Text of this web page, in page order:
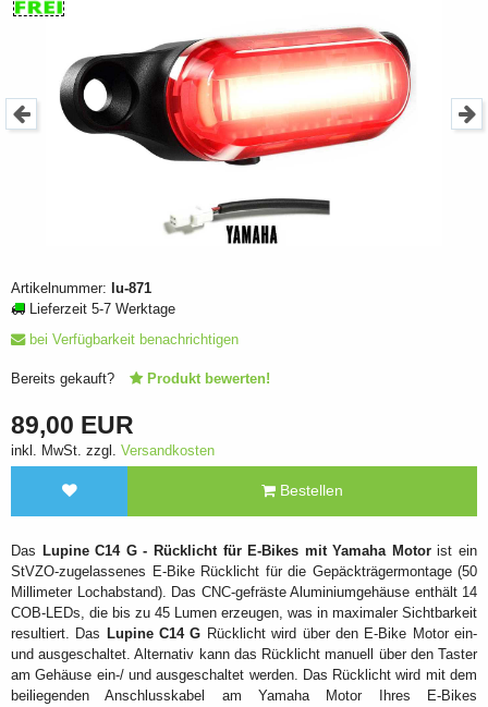
Artikelnummer: lu-871
Lieferzeit 5-7 Werktage
bei Verfügbarkeit benachrichtigen
Bereits gekauft? Produkt bewerten!
89,00 EUR
inkl. MwSt. zzgl. Versandkosten
Bestellen
Das Lupine C14 G - Rücklicht für E-Bikes mit Yamaha Motorist ein
StVZO-zugelassenes E-Bike Rücklicht für die Gepäckträgermontage (50
Millimeter Lochabstand). Das CNC-gefräste Aluminiumgehäuse enthält 14
COB-LEDs, die bis zu 45 Lumen erzeugen, was in maximaler Sichtbarkeit
resultiert. Das Lupine C14 G Rücklicht wird über den E-Bike Motor ein-
und ausgeschaltet. Alternativ kann das Rücklicht manuell über den Taster
am Gehäuse ein-/ und ausgeschaltet werden. Das Rücklicht wird mit dem
beiliegenden Anschlusskabel am Yamaha Motor Ihres E-Bikes